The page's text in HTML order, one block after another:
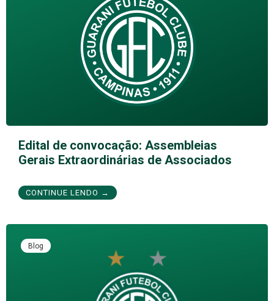
Edital de convocação: Assembleias
Gerais Extraordinárias de Associados
CONTINUE LENDO →
Blog